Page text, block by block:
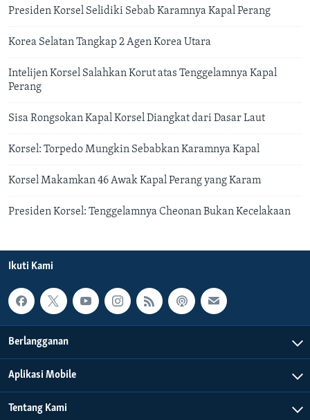
Presiden Korsel Selidiki Sebab Karamnya Kapal Perang
Korea Selatan Tangkap 2 Agen Korea Utara
Intelijen Korsel Salahkan Korut atas Tenggelamnya Kapal
Perang
Sisa Rongsokan Kapal Korsel Diangkat dari Dasar Laut
Korsel: Torpedo Mungkin Sebabkan Karamnya Kapal
Korsel Makamkan 46 Awak Kapal Perang yang Karam
Presiden Korsel: Tenggelamnya Cheonan Bukan Kecelakaan
Ikuti Kami
Berlangganan
Aplikasi Mobile
Tentang Kami